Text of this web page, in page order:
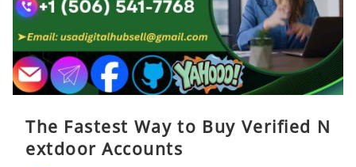
The Fastest Way to Buy Verified N
extdoor Accounts